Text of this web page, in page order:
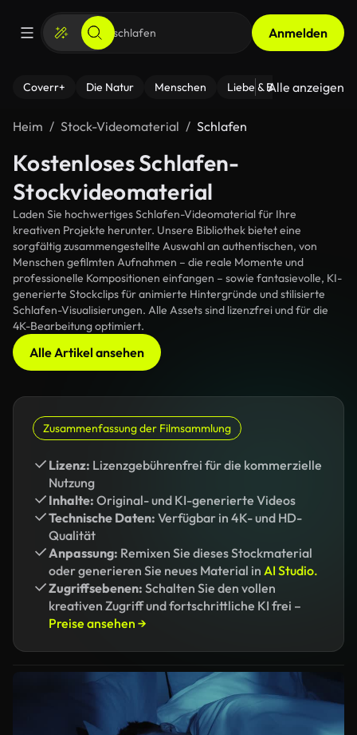
Anmelden
Coverr+ Die Natur Menschen Liebe & Beziehungen
Alle anzeigen
Heim Stock-Videomaterial Schlafen
Kostenloses Schlafen-
Stockvideomaterial
Laden Sie hochwertiges Schlafen-Videomaterial für Ihre
kreativen Projekte herunter. Unsere Bibliothek bietet eine
sorgfältig zusammengestellte Auswahl an authentischen, von
Menschen gefilmten Aufnahmen – die reale Momente und
professionelle Kompositionen einfangen – sowie fantasievolle, KI-
generierte Stockclips für animierte Hintergründe und stilisierte
Schlafen-Visualisierungen. Alle Assets sind lizenzfrei und für die
4K-Bearbeitung optimiert.
Alle Artikel ansehen
Zusammenfassung der Filmsammlung
Lizenz: Lizenzgebührenfrei für die kommerzielle
Nutzung
Inhalte: Original- und KI-generierte Videos
Technische Daten: Verfügbar in 4K- und HD-
Qualität
Anpassung: Remixen Sie dieses Stockmaterial
oder generieren Sie neues Material in AI Studio.
Zugriffsebenen: Schalten Sie den vollen
kreativen Zugriff und fortschrittliche KI frei –
Preise ansehen →